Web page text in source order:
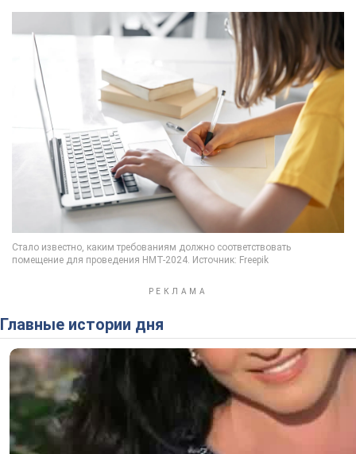
Главные истории дня